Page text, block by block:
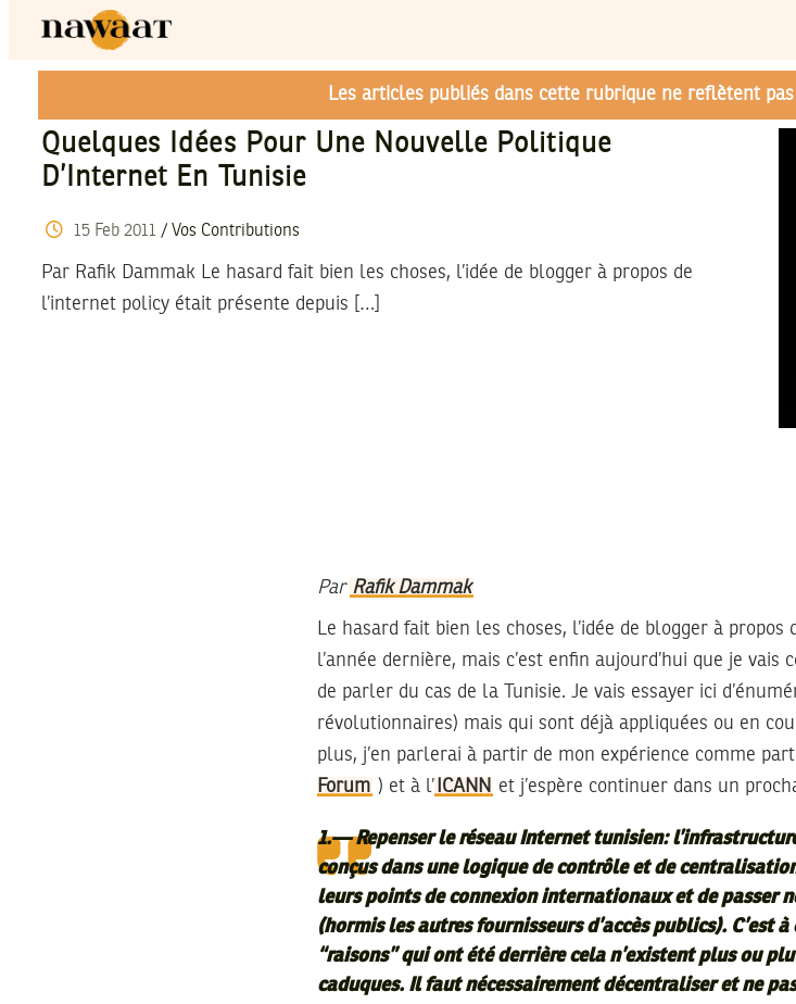
Les articles publiés dans cette rubrique ne reflètent
Quelques Idées Pour Une Nouvelle Politique
D’Internet En Tunisie
15 Feb 2011 / Vos Contributions
Par Rafik Dammak Le hasard fait bien les choses, l’idée de blogger à propos de
l’internet policy était présente depuis […]
Par Rafik Dammak
Le hasard fait bien les choses, l’idée de blogger à
l’année dernière, mais c’est enfin aujourd’hui que je
de parler du cas de la Tunisie. Je vais essayer ici
révolutionnaires) mais qui sont déjà appliquées ou en
plus, j’en parlerai à partir de mon expérience comme
Forum ) et à l’ ICANN et j’espère continuer dans un
1.— Repenser le réseau Internet tunisien:
conçus dans une logique de contrôle et de
leurs points de connexion internationaux et de passer
(hormis les autres fournisseurs d’accès publics). C’est
“raisons” qui ont été derrière cela n’existent plus ou
caduques. Il faut nécessairement décentraliser et ne